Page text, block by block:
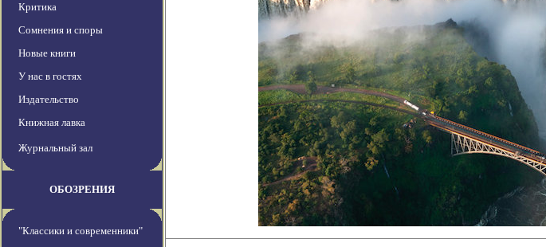
Критика
Сомнения и споры
Новые книги
У нас в гостях
Издательство
Книжная лавка
Журнальный зал
ОБОЗРЕНИЯ
"Классики и современники"